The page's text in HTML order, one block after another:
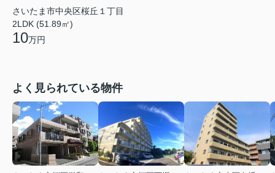
さいたま市中央区桜丘１丁目
2LDK (51.89㎡)
10万円
よく見られている物件